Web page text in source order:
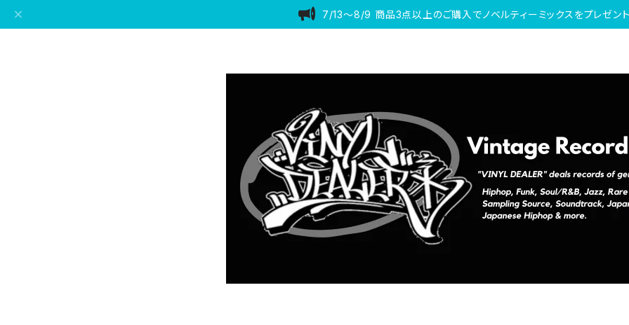
7/13〜8/9 商品3点以上のご購入でノベルティーミックスをプレゼント